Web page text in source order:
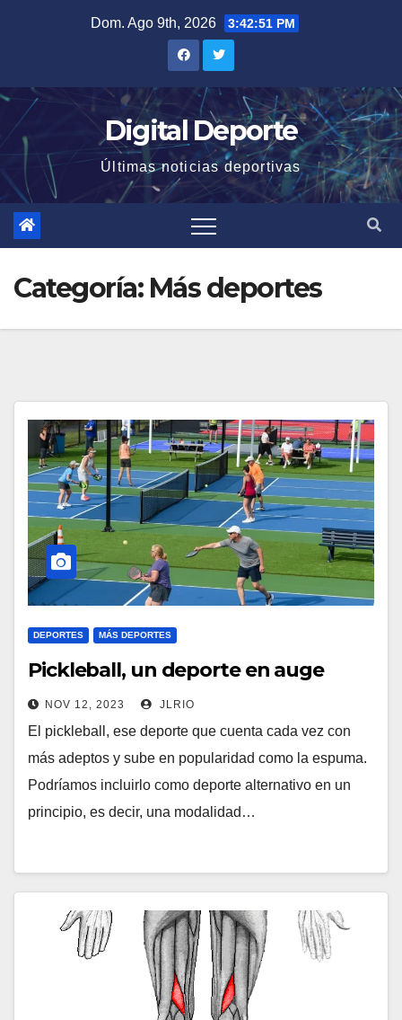
Dom. Ago 9th, 2026 3:42:52 PM
Digital Deporte
Últimas noticias deportivas
Categoría: Más deportes
DEPORTES MÁS DEPORTES
Pickleball, un deporte en auge
NOV 12, 2023 JLRIO
El pickleball, ese deporte que cuenta cada vez con
más adeptos y sube en popularidad como la espuma.
Podríamos incluirlo como deporte alternativo en un
principio, es decir, una modalidad…